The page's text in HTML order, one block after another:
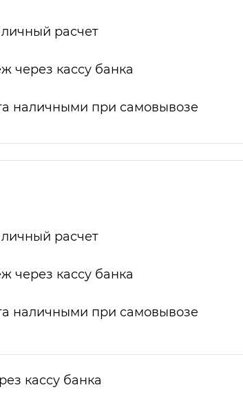
расчет
через кассу банка
наличными при самовывозе
расчет
через кассу банка
наличными при самовывозе
кассу банка